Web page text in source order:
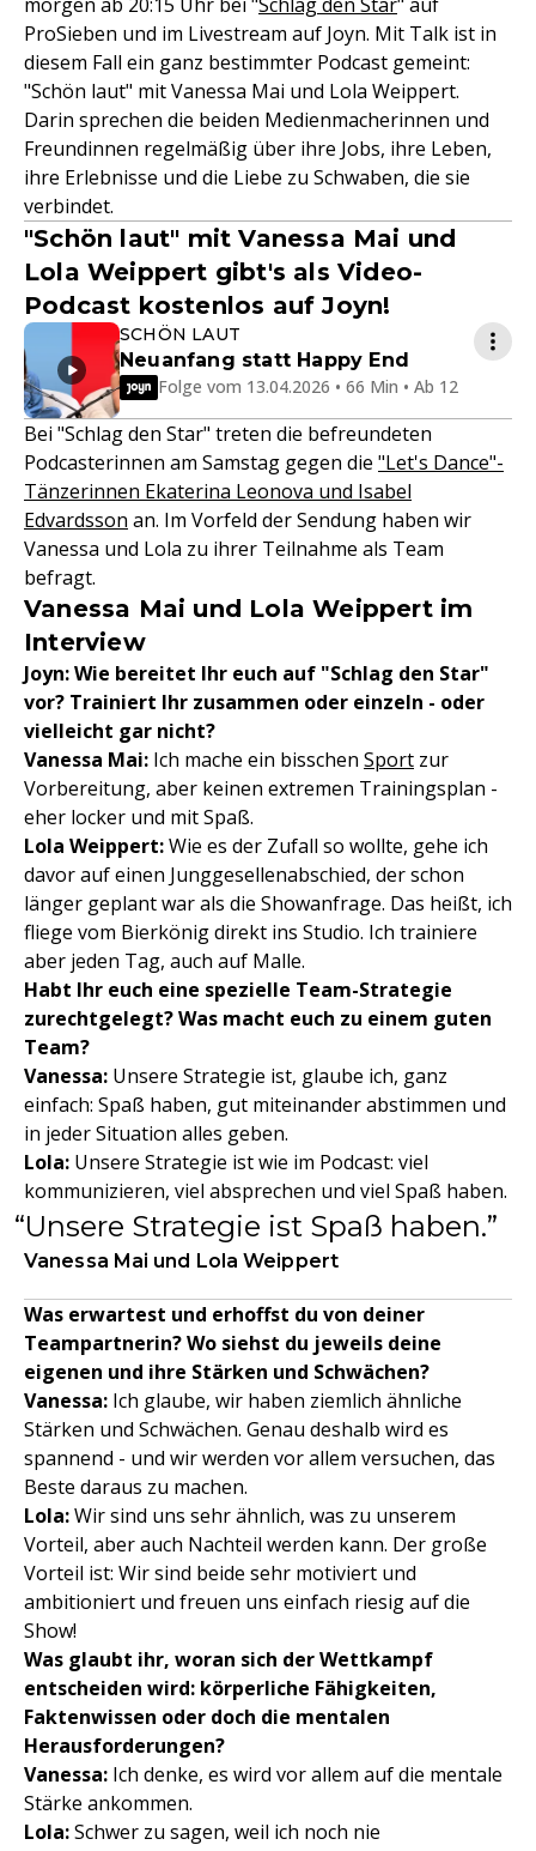
ProSieben und im Livestream auf Joyn. Mit Talk ist in
diesem Fall ein ganz bestimmter Podcast gemeint:
"Schön laut" mit Vanessa Mai und Lola Weippert.
Darin sprechen die beiden Medienmacherinnen und
Freundinnen regelmäßig über ihre Jobs, ihre Leben,
ihre Erlebnisse und die Liebe zu Schwaben, die sie
verbindet.
"Schön laut" mit Vanessa Mai und
Lola Weippert gibt's als Video-
Podcast kostenlos auf Joyn!
SCHÖN LAUT
Neuanfang statt Happy End
Folge vom 13.04.2026 • 66 Min • Ab 12
Bei "Schlag den Star" treten die befreundeten
Podcasterinnen am Samstag gegen die "Let's Dance"-
Tänzerinnen Ekaterina Leonova und Isabel
Edvardsson an. Im Vorfeld der Sendung haben wir
Vanessa und Lola zu ihrer Teilnahme als Team
befragt.
Vanessa Mai und Lola Weippert im
Interview
Joyn: Wie bereitet Ihr euch auf "Schlag den Star"
vor? Trainiert Ihr zusammen oder einzeln - oder
vielleicht gar nicht?
Vanessa Mai: Ich mache ein bisschen Sport zur
Vorbereitung, aber keinen extremen Trainingsplan -
eher locker und mit Spaß.
Lola Weippert:Wie es der Zufall so wollte, gehe ich
davor auf einen Junggesellenabschied, der schon
länger geplant war als die Showanfrage. Das heißt, ich
fliege vom Bierkönig direkt ins Studio. Ich trainiere
aber jeden Tag, auch auf Malle.
Habt Ihr euch eine spezielle Team-Strategie
zurechtgelegt? Was macht euch zu einem guten
Team?
Vanessa: Unsere Strategie ist, glaube ich, ganz
einfach: Spaß haben, gut miteinander abstimmen und
in jeder Situation alles geben.
Lola: Unsere Strategie ist wie im Podcast: viel
kommunizieren, viel absprechen und viel Spaß haben.
Unsere Strategie ist Spaß haben.
Vanessa Mai und Lola Weippert
Was erwartest und erhoffst du von deiner
Teampartnerin? Wo siehst du jeweils deine
eigenen und ihre Stärken und Schwächen?
Vanessa: Ich glaube, wir haben ziemlich ähnliche
Stärken und Schwächen. Genau deshalb wird es
spannend - und wir werden vor allem versuchen, das
Beste daraus zu machen.
Lola:Wir sind uns sehr ähnlich, was zu unserem
Vorteil, aber auch Nachteil werden kann. Der große
Vorteil ist: Wir sind beide sehr motiviert und
ambitioniert und freuen uns einfach riesig auf die
Show!
Was glaubt ihr, woran sich der Wettkampf
entscheiden wird: körperliche Fähigkeiten,
Faktenwissen oder doch die mentalen
Herausforderungen?
Vanessa: Ich denke, es wird vor allem auf die mentale
Stärke ankommen.
Lola:Schwer zu sagen, weil ich noch nie